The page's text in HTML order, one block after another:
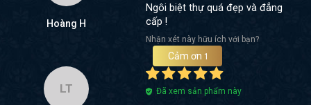
Hoàng H
Ngôi biệt thự quá đẹp và đẳng
cấp !
Nhận xét này hữu ích với bạn?
Cảm ơn 1
LT Đã xem sản phẩm này